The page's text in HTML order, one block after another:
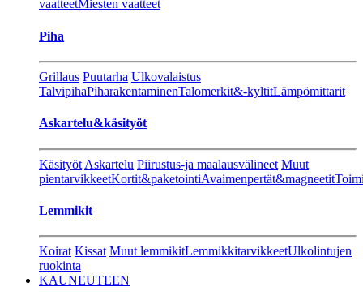
vaatteetMiesten vaatteet
Piha
Grillaus Puutarha Ulkovalaistus
TalvipihaPiharakentaminenTalomerkit&-kyltitLämpömittarit
Askartelu&käsityöt
Käsityöt Askartelu Piirustus-ja maalausvälineet Muut
pientarvikkeetKortit&paketointiAvaimenpertät&magneetit
Lemmikit
Koirat Kissat Muut lemmikitLemmikkitarvikkeetUlkolintujen
ruokinta
KAUNEUTEEN